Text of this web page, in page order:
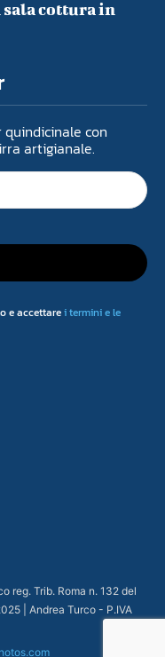
sala cottura in
con
artigianale.
e accettarei termini e le
reg. Trib. Roma n. 132 del
| Andrea Turco - P.IVA